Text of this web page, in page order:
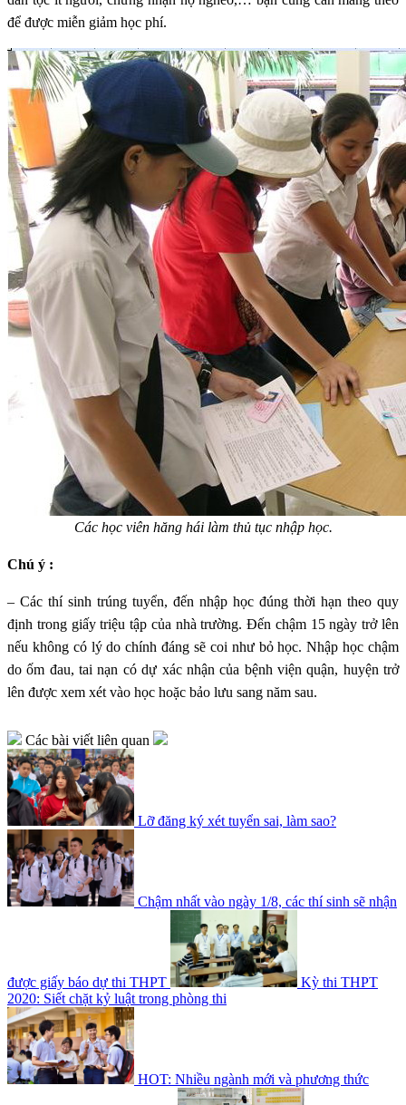
để được miễn giảm học phí.
Các học viên hăng hái làm thủ tục nhập học.
Chú ý :
– Các thí sinh trúng tuyển, đến nhập học đúng thời hạn theo quy
định trong giấy triệu tập của nhà trường. Đến chậm 15 ngày trở lên
nếu không có lý do chính đáng sẽ coi như bỏ học. Nhập học chậm
do ốm đau, tai nạn có dự xác nhận của bệnh viện quận, huyện trở
lên được xem xét vào học hoặc bảo lưu sang năm sau.
Các bài viết liên quan
Lỡ đăng ký xét tuyển sai, làm sao?
Chậm nhất vào ngày 1/8, các thí sinh sẽ nhận
được giấy báo dự thi THPT
Kỳ thi THPT
2020: Siết chặt kỷ luật trong phòng thi
HOT: Nhiều ngành mới và phương thức